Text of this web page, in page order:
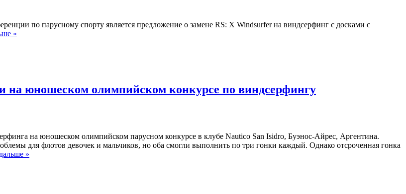
по парусному спорту является предложение о замене RS: X Windsurfer на виндсерфинг с досками с
»
на юношеском олимпийском конкурсе по виндсерфингу
на юношеском олимпийском парусном конкурсе в клубе Nautico San Isidro, Буэнос-Айрес, Аргентина.
для флотов девочек и мальчиков, но оба смогли выполнить по три гонки каждый. Однако отсроченная гонка
»